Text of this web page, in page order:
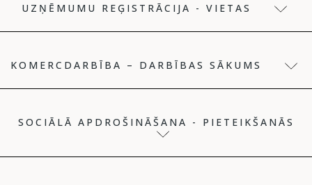
UZŅĒMUMU REĢISTRĀCIJA - VIETAS
KOMERCDARBĪBA – DARBĪBAS SĀKUMS
SOCIĀLĀ APDROŠINĀŠANA - PIETEIKŠANĀS